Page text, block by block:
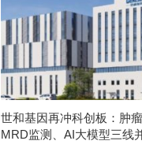
世和基因再冲科创板：肿瘤
MRD监测、AI大模型三线